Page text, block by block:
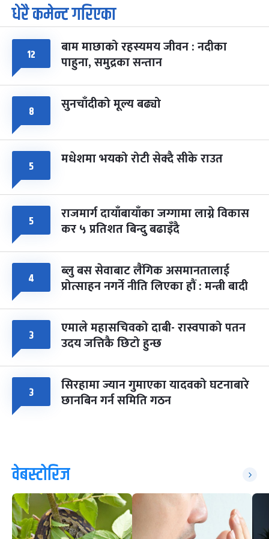
७
आइत
पूर्णिमा व्रत
चैत्र ७, २०८३-Mar 21, 2027
८
सोम
फागुपूर्णिमा
चैत्र ८, २०८३- Mar 22, 2027
७ महिना बाँकी
धेरै कमेन्ट गरिएका
१२ बाम माछाको रहस्यमय जीवन : नदीका
पाहुना, समुद्रका सन्तान
८ सुनचाँदीको मूल्य बढ्यो
५ मधेशमा भयको रोटी सेक्दै सीके राउत
५ राजमार्ग दायाँबायाँका जग्गामा लाग्ने विकास
कर ५ प्रतिशत बिन्दु बढाइँदै
४ ब्लु बस सेवाबाट लैंगिक असमानतालाई
प्रोत्साहन नगर्ने नीति लिएका हौं : मन्त्री बादी
३ एमाले महासचिवको दाबी- रास्वपाको पतन
उदय जत्तिकै छिटो हुन्छ
३ सिरहामा ज्यान गुमाएका यादवको घटनाबारे
छानबिन गर्न समिति गठन
वेबस्टोरिज